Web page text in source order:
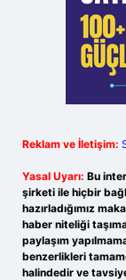
Reklam ve İletişim:
Yasal Uyarı: Bu
şirketi ile hiçbir
hazırladığımız
haber niteliği
paylaşım
benzerlikleri
halindedir ve